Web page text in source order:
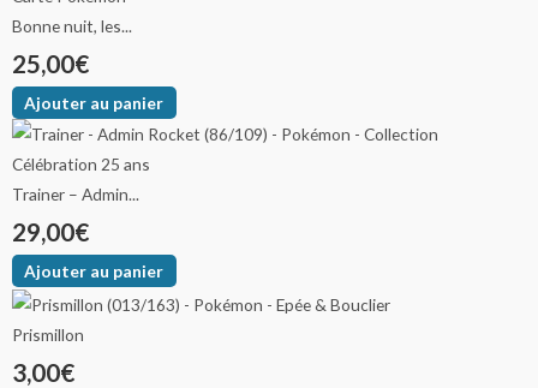
Bonne nuit, les...
25,00€
Ajouter au panier
Trainer – Admin...
29,00€
Ajouter au panier
Prismillon
3,00€